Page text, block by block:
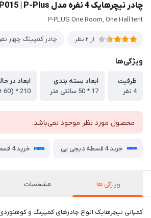
چادر نیچرهایک 4 نفره مدل NH21ZP015 | P-Plus
P-PLUS One Room, One Hall tent
از 2 نظر چادر کمپینگ چهار
ویژگی‌ها
ظرفیت
4 نفر
ابعاد بسته بندی
17 * 50 سانتی متر
ابعاد در
210 * (60 + 100 + 210) * 150 سانتی متر
محصول مورد نظر موجود نمی‌باشد.
خرید 4 قسطه دیجی پی خرید 4 قسطه اسنپ پی
ویژگی ها مشخصات
کمپانی نیچرهایک انواع چادرهای کمپینگ و